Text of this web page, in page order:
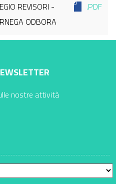
REVISORI -
ODBORA
.PDF
nostre attività